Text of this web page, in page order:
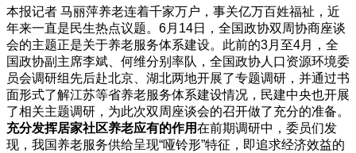
本报记者 马丽萍养老连着千家万户，事关亿万百姓福祉，近
年来一直是民生热点议题。6月14日，全国政协双周协商座谈
会的主题正是关于养老服务体系建设。此前的3月至4月，全
国政协副主席李斌、何维分别率队，全国政协人口资源环境委
员会调研组先后赴北京、湖北两地开展了专题调研，并通过书
面形式了解江苏等省养老服务体系建设情况，民建中央也开展
了相关主题调研，为此次双周座谈会的召开做了充分的准备。
充分发挥居家社区养老应有的作用在前期调研中，委员们发
现，我国养老服务供给呈现“哑铃形”特征，即追求经济效益的